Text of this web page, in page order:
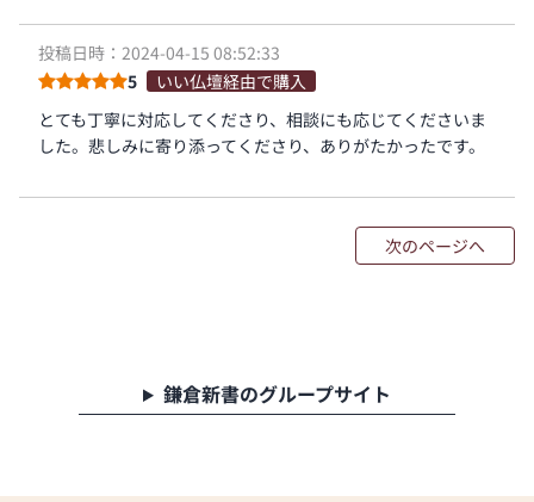
投稿日時：2024-04-15 08:52:33
5
いい仏壇経由で購入
とても丁寧に対応してくださり、相談にも応じてくださいま
した。悲しみに寄り添ってくださり、ありがたかったです。
次のページへ
鎌倉新書のグループサイト